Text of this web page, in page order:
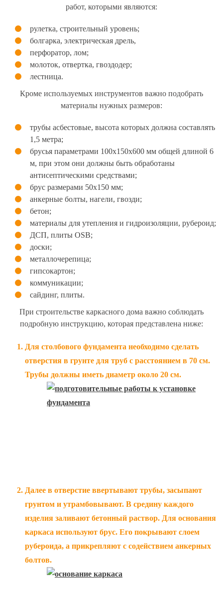
работ, которыми являются:
рулетка, строительный уровень;
болгарка, электрическая дрель,
перфоратор, лом;
молоток, отвертка, гвоздодер;
лестница.
Кроме используемых инструментов важно подобрать
материалы нужных размеров:
трубы асбестовые, высота которых должна составлять
1,5 метра;
брусья параметрами 100х150х600 мм общей длиной 6
м, при этом они должны быть обработаны
антисептическими средствами;
брус размерами 50х150 мм;
анкерные болты, нагели, гвозди;
бетон;
материалы для утепления и гидроизоляции, рубероид;
ДСП, плиты OSB;
доски;
металлочерепица;
гипсокартон;
коммуникации;
сайдинг, плиты.
При строительстве каркасного дома важно соблюдать
подробную инструкцию, которая представлена ниже:
Для столбового фундамента необходимо сделать
отверстия в грунте для труб с расстоянием в 70 см.
Трубы должны иметь диаметр около 20 см.
Далее в отверстие ввертывают трубы, засыпают
грунтом и утрамбовывают. В средину каждого
изделия заливают бетонный раствор. Для основания
каркаса используют брус. Его покрывают слоем
рубероида, а прикрепляют с содействием анкерных
болтов.